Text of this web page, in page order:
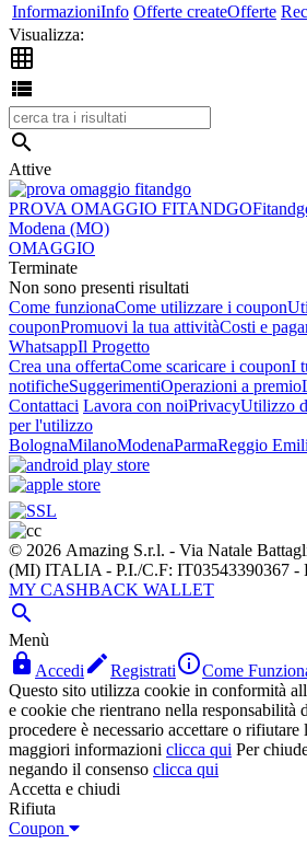
InformazioniInfo Offerte createOfferte
Visualizza:



Attive
PROVA OMAGGIO FITANDGO
Modena (MO)
OMAGGIO
Terminate
Non sono presenti risultati
Come funzionaCome utilizzare i coupon
couponPromuovi la tua attivitàCosti e
WhatsappIl Progetto
Crea una offertaCome scaricare i couponI
notificheSuggerimentiOperazioni a premio
Contattaci Lavora con noiPrivacyUtilizzo
per l'utilizzo
BolognaMilanoModenaParmaReggio
© 2026 Amazing S.r.l. - Via Natale
(MI) ITALIA - P.I./C.F: IT03543390367 -
MY CASHBACK WALLET

Menù
 Accedi RegistratiCome
Questo sito utilizza cookie in conformità
e cookie che rientrano nella responsabilità
procedere è necessario accettare o
maggiori informazioni clicca qui Per
negando il consenso clicca qui
Accetta e chiudi
Rifiuta
Coupon